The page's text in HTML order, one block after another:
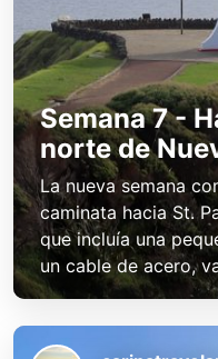
Semana 7 -
norte de
La nueva semana
caminata hacia St.
que incluía una
un cable de acero,